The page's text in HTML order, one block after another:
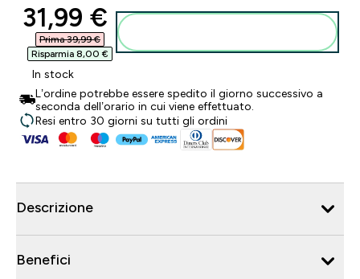
discounted price
31,99 €‎
Prima 39,99 €‎
Risparmia 8,00 €‎
In stock
L’ordine potrebbe essere spedito il giorno successivo a
seconda dell’orario in cui viene effettuato.
Resi entro 30 giorni su tutti gli ordini
Descrizione
Benefici